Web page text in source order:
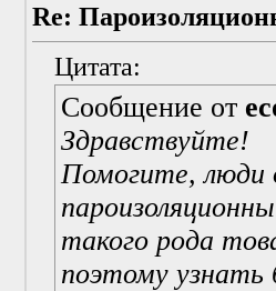
Re:
Цитата:
Сообщение от
Здравствуйте!
Помогите, люди
такого рода
поэтому узнать